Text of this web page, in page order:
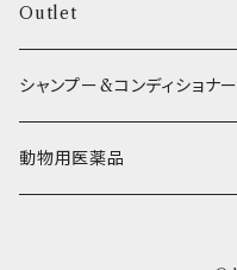
O.C.Farm
ヒーター
Outlet
シャンプー&コンディショナー
動物用医薬品